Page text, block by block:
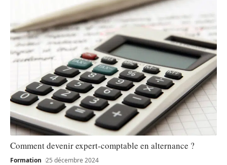
Comment devenir expert-comptable en alternance ?
Formation 25 décembre 2024